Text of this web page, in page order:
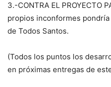
3.-CONTRA EL PROYECTO
propios inconformes
de Todos Santos.
(Todos los puntos los
en próximas entregas de